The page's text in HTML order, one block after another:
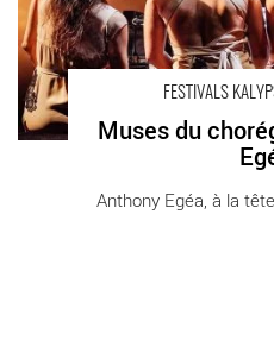
FESTIVALS
Muses du
Anthony Egéa, à la